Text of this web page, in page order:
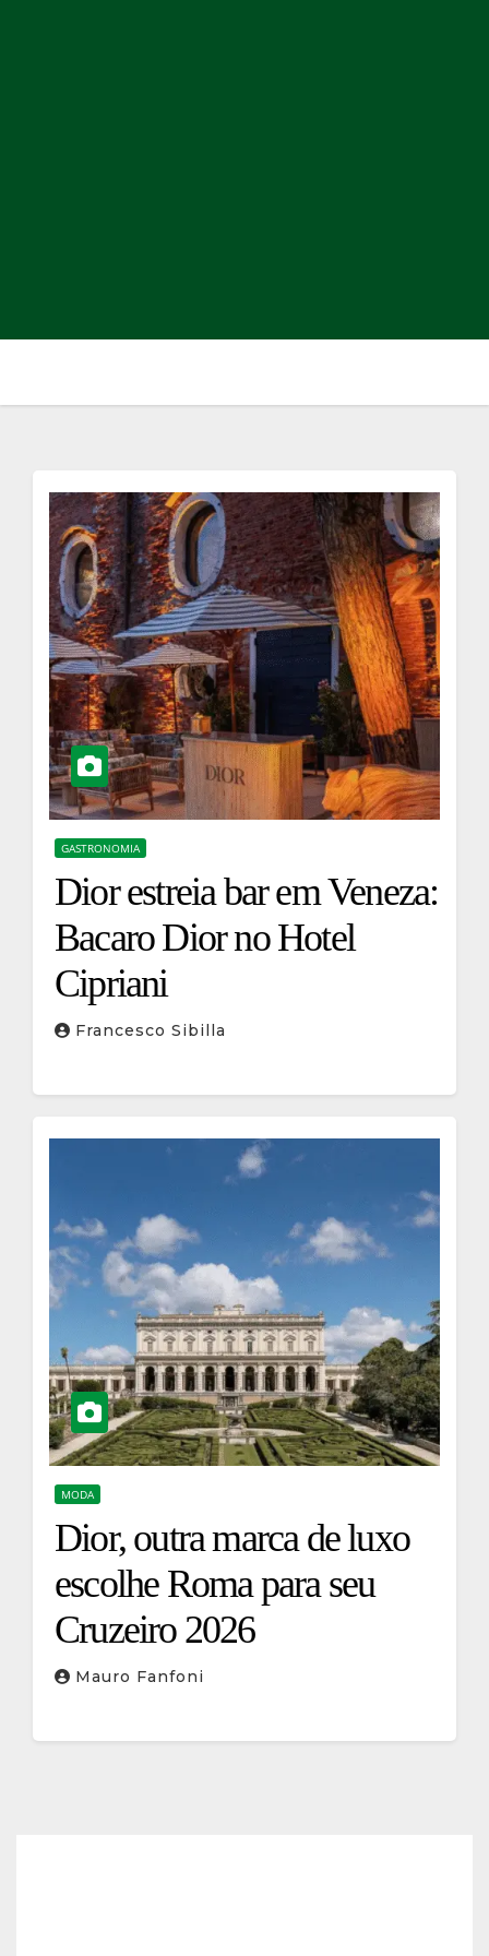
GASTRONOMIA
Dior estreia bar em Veneza:
Bacaro Dior no Hotel
Cipriani
Francesco Sibilla
MODA
Dior, outra marca de luxo
escolhe Roma para seu
Cruzeiro 2026
Mauro Fanfoni